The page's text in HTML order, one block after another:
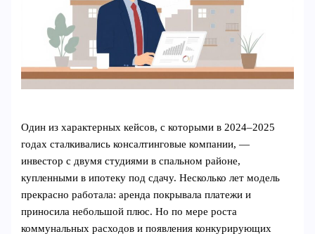
Один из характерных кейсов, с которыми в 2024–2025
годах сталкивались консалтинговые компании, —
инвестор с двумя студиями в спальном районе,
купленными в ипотеку под сдачу. Несколько лет модель
прекрасно работала: аренда покрывала платежи и
приносила небольшой плюс. Но по мере роста
коммунальных расходов и появления конкурирующих